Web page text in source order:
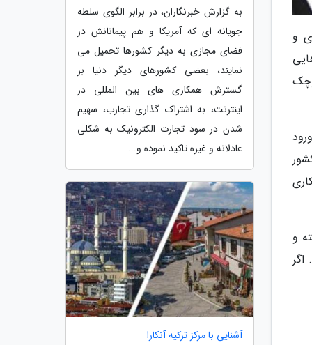
و
و
به گزارش خبرنگاران، در برابر الگوی سلطه
جویانه ای که آمریکا و هم پیمانانش در
فضای مجازی به دیگر کشورها تحمیل می
نمایند، بعضی کشورهای دیگر دنیا بر
گسترش همکاری های بین المللی در
اینترنت، به اشتراک گذاری تجارب، سهیم
شدن در سود تجارت الکترونیک به شکلی
عادلانه و غیره تاکید نموده و...
آشنایی با مرکز ترکیه آنکارا